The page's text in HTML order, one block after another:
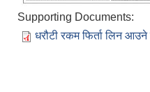
Supporting Documents:
धरौटी रकम फिर्ता लिन